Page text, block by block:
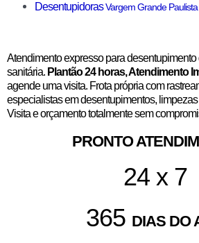
DesentupidorasVargem Grande Paulista
Atendimento expresso para
sanitária. Plantão 24 horas, Atendimento
agende uma visita. Frota própria com
especialistas em desentupimentos,
Visita e orçamento totalmente sem
PRONTO
24 x 7
365 DIAS DO